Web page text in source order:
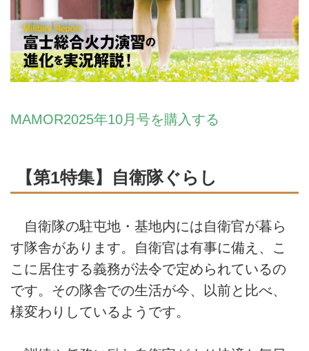
MAMOR2025年10月号を購入する
【第1特集】自衛隊ぐらし
自衛隊の駐屯地・基地内には自衛官が暮ら
す隊舎があります。自衛官は有事に備え、こ
こに居住する義務が法令で定められているの
です。その隊舎での生活が今、以前と比べ、
様変わりしているようです。